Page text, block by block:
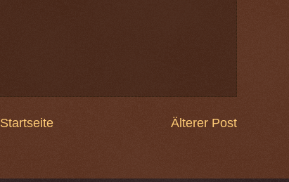
Älterer Post
Startseite